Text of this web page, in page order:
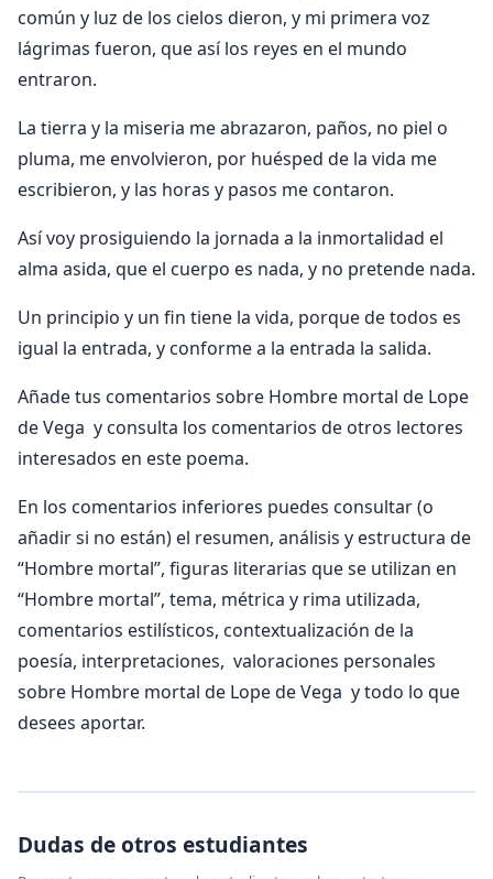
común y luz de los cielos dieron, y mi primera voz
lágrimas fueron, que así los reyes en el mundo
entraron.
La tierra y la miseria me abrazaron, paños, no piel o
pluma, me envolvieron, por huésped de la vida me
escribieron, y las horas y pasos me contaron.
Así voy prosiguiendo la jornada a la inmortalidad el
alma asida, que el cuerpo es nada, y no pretende nada.
Un principio y un fin tiene la vida, porque de todos es
igual la entrada, y conforme a la entrada la salida.
Añade tus comentarios sobre Hombre mortal de Lope
de Vega y consulta los comentarios de otros lectores
interesados en este poema.
En los comentarios inferiores puedes consultar (o
añadir si no están) el resumen, análisis y estructura de
“Hombre mortal”, figuras literarias que se utilizan en
“Hombre mortal”, tema, métrica y rima utilizada,
comentarios estilísticos, contextualización de la
poesía, interpretaciones, valoraciones personales
sobre Hombre mortal de Lope de Vega y todo lo que
desees aportar.
Dudas de otros estudiantes